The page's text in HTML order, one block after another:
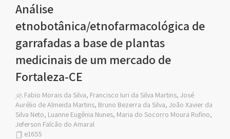
Análise
etnobotânica/etnofarmacológica de
garrafadas a base de plantas
medicinais de um mercado de
Fortaleza-CE
Fabio Morais da Silva, Francisco Iuri da Silva Martins, José
Aurélio de Almeida Martins, Bruno Bezerra da Silva, João Xavier da
Silva Neto, Luanne Eugênia Nunes, Maria do Socorro Moura Rufino,
Jeferson Falcão do Amaral
e1655